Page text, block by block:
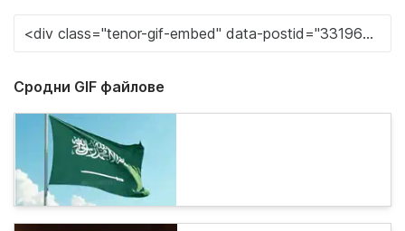
Сродни GIF файлове